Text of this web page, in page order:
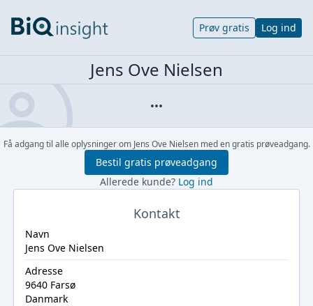
Prøv gratis Log ind
Jens Ove Nielsen
Få adgang til alle oplysninger om Jens Ove Nielsen med en gratis prøveadgang.
Bestil gratis prøveadgang
Allerede kunde? Log ind
Kontakt
Navn
Jens Ove Nielsen
Adresse
9640 Farsø
Danmark